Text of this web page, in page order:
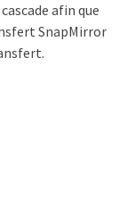
afin que
SnapMirror